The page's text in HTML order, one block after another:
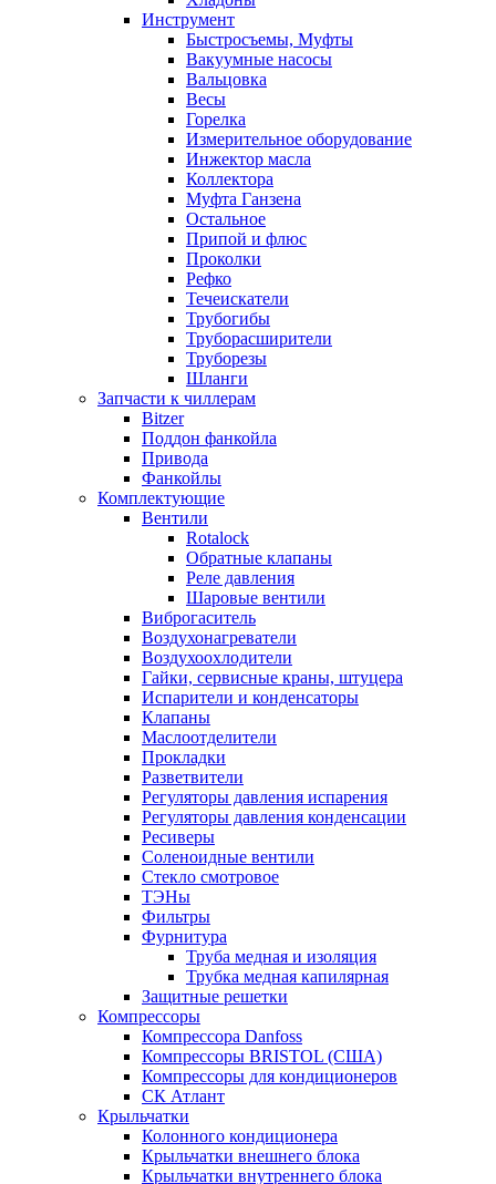
Инструмент
Быстросъемы, Муфты
Вакуумные насосы
Вальцовка
Весы
Горелка
Измерительное оборудование
Инжектор масла
Коллектора
Муфта Ганзена
Остальное
Припой и флюс
Проколки
Рефко
Течеискатели
Трубогибы
Труборасширители
Труборезы
Шланги
Запчасти к чиллерам
Bitzer
Поддон фанкойла
Привода
Фанкойлы
Комплектующие
Вентили
Rotalock
Обратные клапаны
Реле давления
Шаровые вентили
Виброгаситель
Воздухонагреватели
Воздухоохлодители
Гайки, сервисные краны, штуцера
Испарители и конденсаторы
Клапаны
Маслоотделители
Прокладки
Разветвители
Регуляторы давления испарения
Регуляторы давления конденсации
Ресиверы
Соленоидные вентили
Стекло смотровое
ТЭНы
Фильтры
Фурнитура
Труба медная и изоляция
Трубка медная капилярная
Защитные решетки
Компрессоры
Компрессора Danfoss
Компрессоры BRISTOL (США)
Компрессоры для кондиционеров
СК Атлант
Крыльчатки
Колонного кондиционера
Крыльчатки внешнего блока
Крыльчатки внутреннего блока